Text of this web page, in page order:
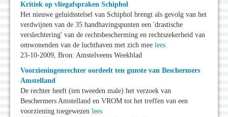
Kritiek op vliegafspraken Schiphol
Het nieuwe geluidsstelsel van Schiphol brengt als gevolg van het
verdwijnen van de 35 handhavingspunten een 'drastische
verslechtering' van de rechtsbescherming en rechtszekerheid van
omwonenden van de luchthaven met zich mee lees
23-10-2009, Bron: Amstelveens Weekblad
Voorzieningenrechter oordeelt ten gunste van Beschermers
Amstelland
De rechter heeft (ten tweeden male) het verzoek van
Beschermers Amstelland en VROM tot het treffen van een
voorziening toegewezen lees